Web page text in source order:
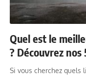
Quel est le
? Découvrez nos
Si vous cherchez quels